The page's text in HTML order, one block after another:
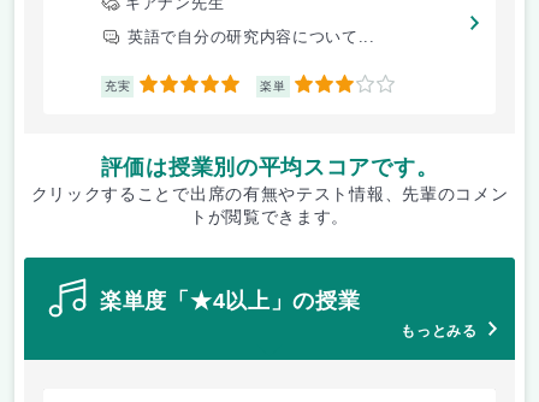
英語で自分の研究内容について...
充実 5 楽単 3
評価は授業別の平均スコアです。
クリックすることで出席の有無やテスト情報、先輩のコメン
トが閲覧できます。
楽単度「★4以上」の授業
もっとみる